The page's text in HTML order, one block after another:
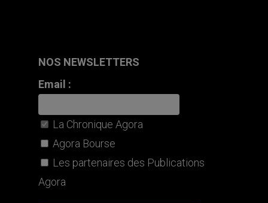
NOS NEWSLETTERS
Email :
La Chronique Agora
Agora Bourse
Les partenaires des Publications
Agora